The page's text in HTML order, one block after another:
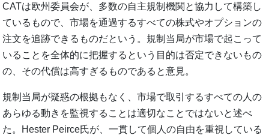
CATは欧州委員会が、多数の自主規制機関と協力して構築し
ているもので、市場を通過するすべての株式やオプションの
注文を追跡できるものだという。規制当局が市場で起こって
いることを全体的に把握するという目的は否定できないもの
の、その代償は高すぎるものであると意見。
規制当局が疑惑の根拠もなく、市場で取引するすべての人の
あらゆる動きを監視することは適切なことではないと述べ
た。Hester Peirce氏が、一貫して個人の自由を重視している